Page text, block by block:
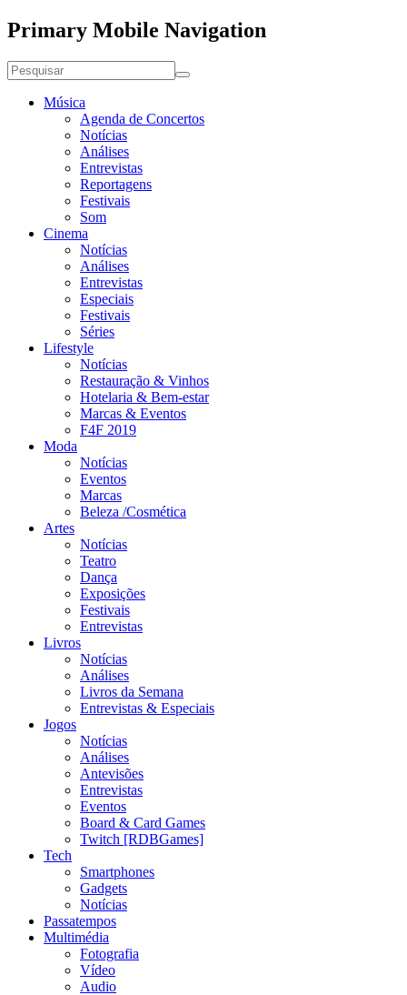
Primary Mobile Navigation
Música
Agenda de Concertos
Notícias
Análises
Entrevistas
Reportagens
Festivais
Som
Cinema
Notícias
Análises
Entrevistas
Especiais
Festivais
Séries
Lifestyle
Notícias
Restauração & Vinhos
Hotelaria & Bem-estar
Marcas & Eventos
F4F 2019
Moda
Notícias
Eventos
Marcas
Beleza /Cosmética
Artes
Notícias
Teatro
Dança
Exposições
Festivais
Entrevistas
Livros
Notícias
Análises
Livros da Semana
Entrevistas & Especiais
Jogos
Notícias
Análises
Antevisões
Entrevistas
Eventos
Board & Card Games
Twitch [RDBGames]
Tech
Smartphones
Gadgets
Notícias
Passatempos
Multimédia
Fotografia
Vídeo
Audio